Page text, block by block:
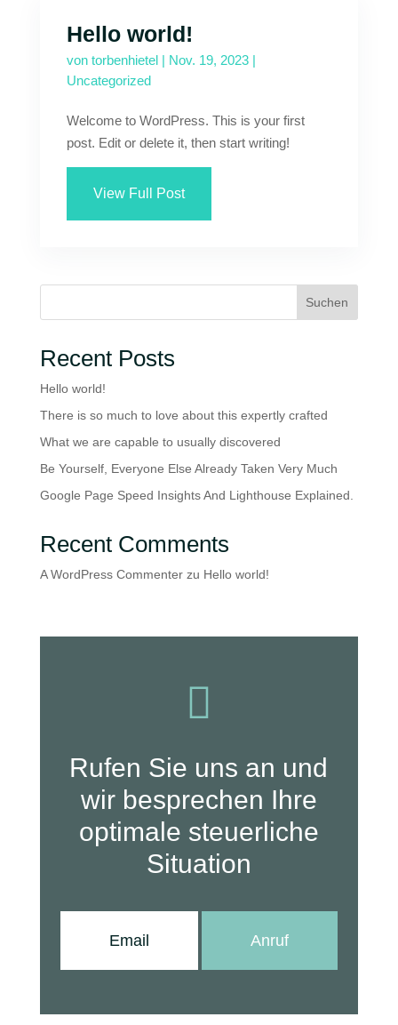
Hello world!
von torbenhietel| Nov. 19, 2023|
Uncategorized
Welcome to WordPress. This is your first
post. Edit or delete it, then start writing!
View Full Post
Suchen
Recent Posts
Hello world!
There is so much to love about this expertly crafted
What we are capable to usually discovered
Be Yourself, Everyone Else Already Taken Very Much
Google Page Speed Insights And Lighthouse Explained.
Recent Comments
A WordPress Commenterzu Hello world!

Rufen Sie uns an und
wir besprechen Ihre
optimale steuerliche
Situation
Email Anruf